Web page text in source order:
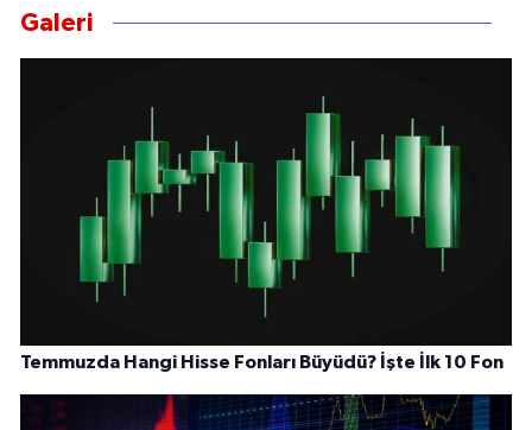
Galeri
Temmuzda Hangi Hisse Fonları Büyüdü? İşte İlk 10 Fon